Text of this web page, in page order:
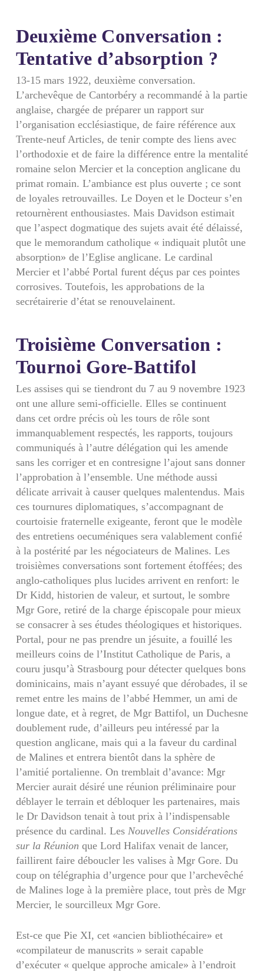
Deuxième Conversation :
Tentative d’absorption ?
13-15 mars 1922, deuxième conversation.
L’archevêque de Cantorbéry a recommandé à la partie
anglaise, chargée de préparer un rapport sur
l’organisation ecclésiastique, de faire référence aux
Trente-neuf Articles, de tenir compte des liens avec
l’orthodoxie et de faire la différence entre la mentalité
romaine selon Mercier et la conception anglicane du
primat romain. L’ambiance est plus ouverte ; ce sont
de loyales retrouvailles. Le Doyen et le Docteur s’en
retournèrent enthousiastes. Mais Davidson estimait
que l’aspect dogmatique des sujets avait été délaissé,
que le memorandum catholique « indiquait plutôt une
absorption» de l’Eglise anglicane. Le cardinal
Mercier et l’abbé Portal furent déçus par ces pointes
corrosives. Toutefois, les approbations de la
secrétairerie d’état se renouvelainent.
Troisième Conversation :
Tournoi Gore-Battifol
Les assises qui se tiendront du 7 au 9 novembre 1923
ont une allure semi-officielle. Elles se continuent
dans cet ordre précis où les tours de rôle sont
immanquablement respectés, les rapports, toujours
communiqués à l’autre délégation qui les amende
sans les corriger et en contresigne l’ajout sans donner
l’approbation à l’ensemble. Une méthode aussi
délicate arrivait à causer quelques malentendus. Mais
ces tournures diplomatiques, s’accompagnant de
courtoisie fraternelle exigeante, feront que le modèle
des entretiens oecuméniques sera valablement confié
à la postérité par les négo­ciateurs de Malines. Les
troisièmes conversations sont fortement étoffées; des
anglo-catholiques plus lucides arrivent en renfort: le
Dr Kidd, historien de valeur, et surtout, le sombre
Mgr Gore, retiré de la charge épiscopale pour mieux
se consacrer à ses études théologiques et historiques.
Portal, pour ne pas prendre un jésuite, a fouillé les
meilleurs coins de l’Institut Catholique de Paris, a
couru jusqu’à Strasbourg pour détecter quelques bons
dominicains, mais n’ayant essuyé que dérobades, il se
remet entre les mains de l’abbé Hemmer, un ami de
longue date, et à regret, de Mgr Battifol, un Duchesne
doublement rude, d’ailleurs peu intéressé par la
question anglicane, mais qui a la faveur du cardinal
de Malines et entrera bientôt dans la sphère de
l’amitié portalienne. On tremblait d’avance: Mgr
Mercier aurait désiré une réunion préliminaire pour
déblayer le terrain et débloquer les partenaires, mais
le Dr Davidson tenait à tout prix à l’indispensable
présence du cardinal. Les Nouvelles Considérations
sur la Réunion que Lord Halifax venait de lancer,
faillirent faire déboucler les valises à Mgr Gore. Du
coup on télé­graphia d’urgence pour que l’archevêché
de Malines loge à la première place, tout près de Mgr
Mercier, le sourcilleux Mgr Gore.
Est-ce que Pie XI, cet «ancien bibliothécaire» et
«compi­lateur de manuscrits » serait capable
d’exécuter « quelque approche amicale» à l’endroit